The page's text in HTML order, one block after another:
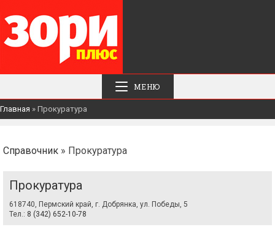
МЕНЮ
Главная » Прокуратура
Справочник » Прокуратура
Прокуратура
618740, Пермский край, г. Добрянка, ул. Победы, 5
Тел.: 8 (342) 652-10-78